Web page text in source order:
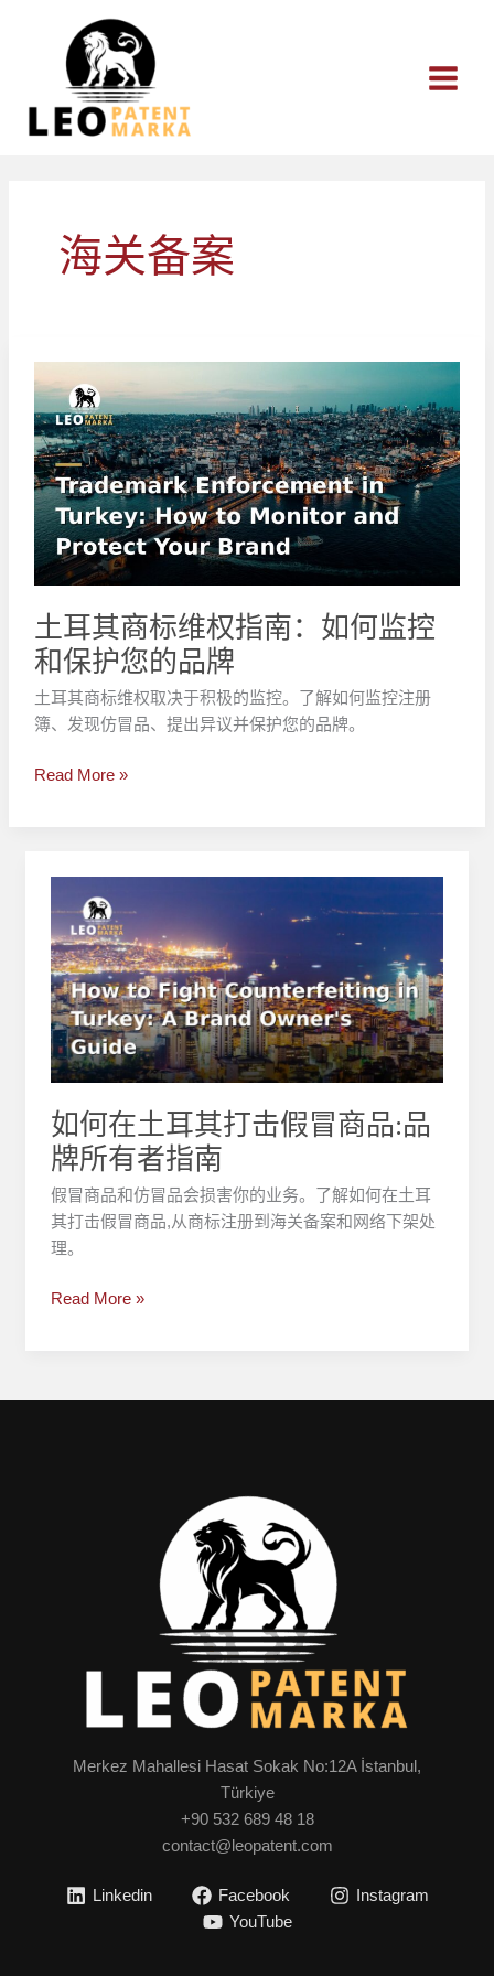
海关备案
土耳其商标维权指南：如何监控
和保护您的品牌
土耳其商标维权取决于积极的监控。了解如何监控注册
簿、发现仿冒品、提出异议并保护您的品牌。
耳
其
商
标
维
权
指
南：
如
何
监
控
和
护
Read More »
如何在土耳其打击假冒商品:品
牌所有者指南
假冒商品和仿冒品会损害你的业务。了解如何在土耳
其打击假冒商品,从商标注册到海关备案和网络下架处
理。
何
在
土
耳
其
打
击
冒
商
品
牌
所
Read More »
Merkez Mahallesi Hasat Sokak No:12A İstanbul,
Türkiye
+90 532 689 48 18
contact@leopatent.com
Linkedin Facebook
Instagram
YouTube